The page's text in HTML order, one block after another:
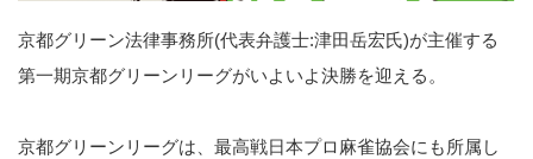
京都グリーン法律事務所(代表弁護士:津田岳宏氏)が主催する
第一期京都グリーンリーグがいよいよ決勝を迎える。
京都グリーンリーグは、最高戦日本プロ麻雀協会にも所属し